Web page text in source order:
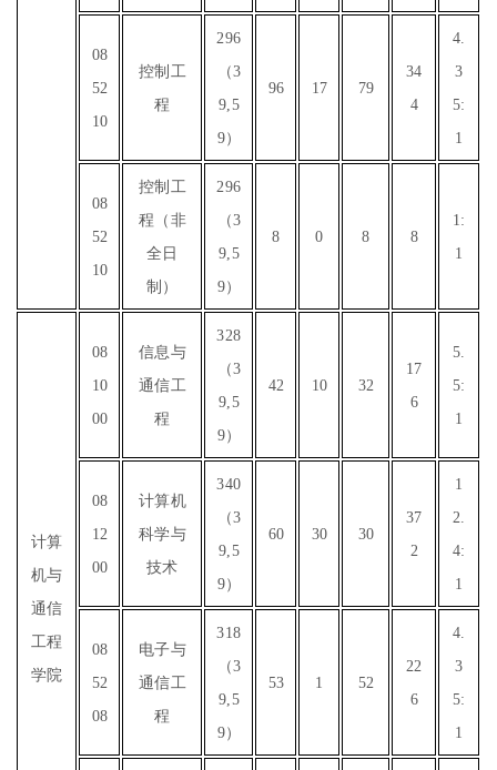
08
52
10
控制工
程
296
（3
9,5
9）
96 17 79
34
4
4.
3
5:
1
08
52
10
控制工
程（非
全日
制）
296
（3
9,5
9）
8 0 8 8
1:
1
计算
机与
通信
工程
学院
08
10
00
信息与
通信工
程
328
（3
9,5
9）
42 10 32
17
6
5.
5:
1
08
12
00
计算机
科学与
技术
340
（3
9,5
9）
60 30 30
37
2
1
2.
4:
1
08
52
08
电子与
通信工
程
318
（3
9,5
9）
53 1 52
22
6
4.
3
5:
1